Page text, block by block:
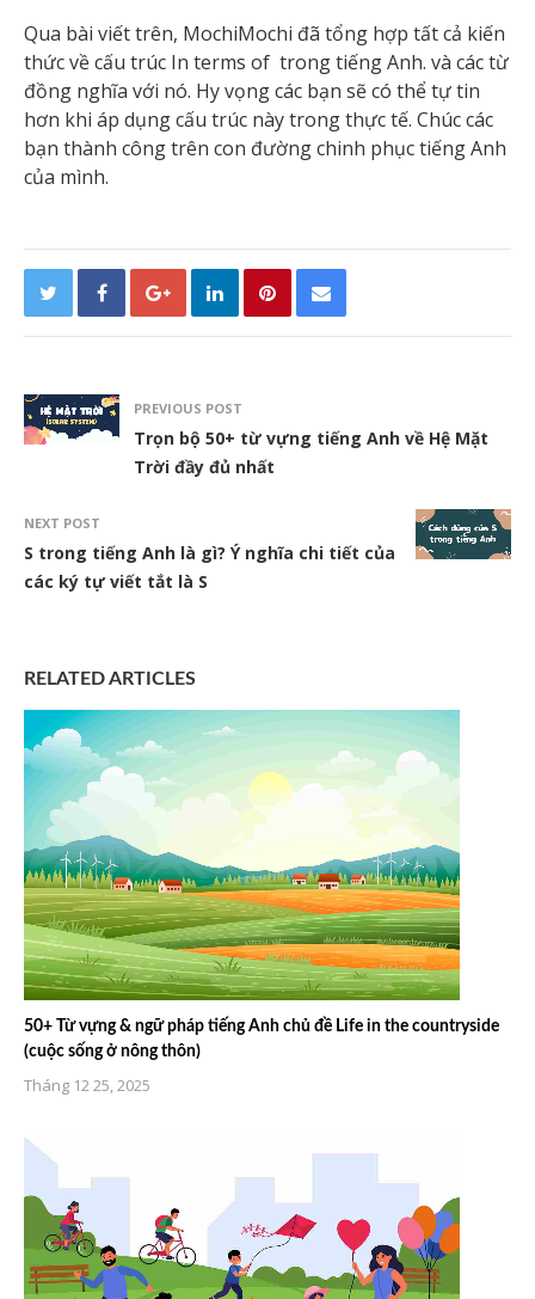
Qua bài viết trên, MochiMochi đã tổng hợp tất cả kiến
thức về cấu trúc In terms of trong tiếng Anh. và các từ
đồng nghĩa với nó. Hy vọng các bạn sẽ có thể tự tin
hơn khi áp dụng cấu trúc này trong thực tế. Chúc các
bạn thành công trên con đường chinh phục tiếng Anh
của mình.
PREVIOUS POST
Trọn bộ 50+ từ vựng tiếng Anh về Hệ Mặt
Trời đầy đủ nhất
NEXT POST
S trong tiếng Anh là gì? Ý nghĩa chi tiết của
các ký tự viết tắt là S
RELATED ARTICLES
50+ Từ vựng & ngữ pháp tiếng Anh chủ đề Life in the countryside
(cuộc sống ở nông thôn)
Tháng 12 25, 2025